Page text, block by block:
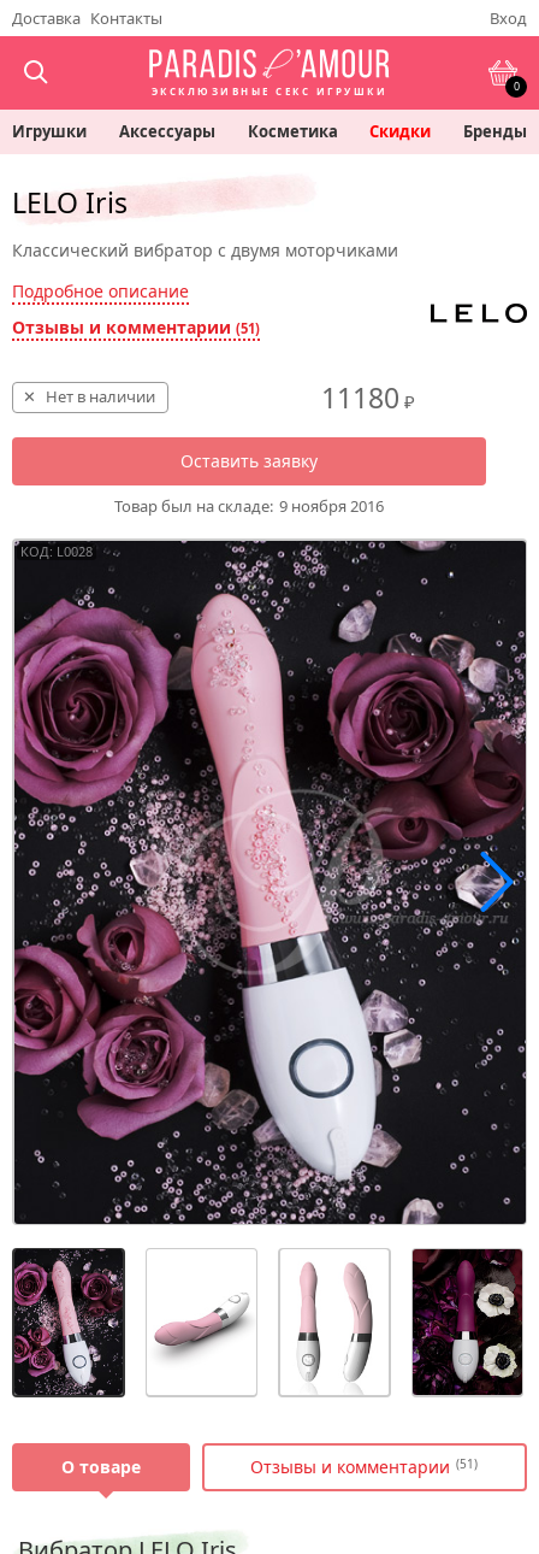
Доставка Контакты Вход
ЭКСКЛЮЗИВНЫЕ СЕКС ИГРУШКИ 0
Игрушки Аксессуары Косметика Скидки Бренды
LELO Iris
Классический вибратор с двумя моторчиками
Подробное описание
Отзывы и комментарии (51)
11180 ₽
Нет в наличии
Оставить заявку
Товар был на складе: 9 ноября 2016
КОД: L0028
О товаре Отзывы и комментарии (51)